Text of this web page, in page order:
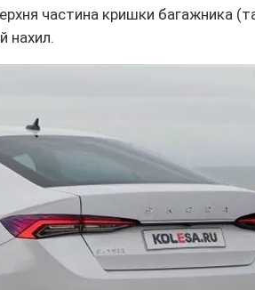
частина кришки багажника
нахил.